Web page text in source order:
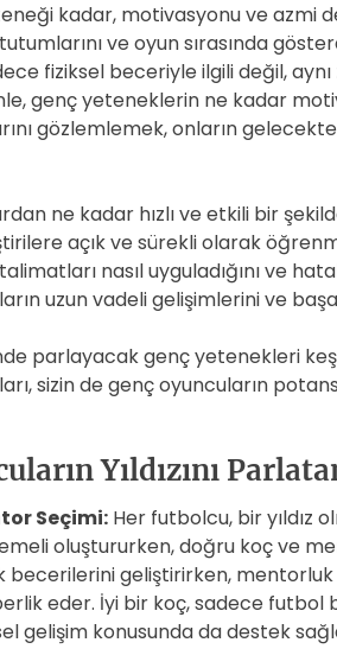
kadar, motivasyonu ve azmi
ve oyun sırasında
fiziksel beceriyle ilgili değil,
genç yeteneklerin ne kadar
gözlemlemek, onların
ne kadar hızlı ve etkili bir
açık ve sürekli olarak
nasıl uyguladığını ve
uzun vadeli gelişimlerini ve
parlayacak genç yetenekleri
sizin de genç oyuncuların
Yıldızını
Seçimi: Her futbolcu, bir yıldız
oluştururken, doğru koç ve
becerilerini geliştirirken,
eder. İyi bir koç, sadece futbol
gelişim konusunda da destek